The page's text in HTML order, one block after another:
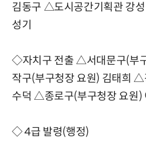
김동구 △도시공간기획관 강
성기
◇자치구 전출 △서대문구(부
작구(부구청장 요원) 김태희△
수덕 △종로구(부구청장 요원)
◇ 4급 발령(행정)